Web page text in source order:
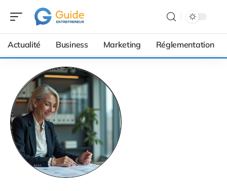
Actualité Business Marketing Réglementation